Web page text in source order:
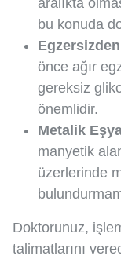
aralıkta
bu konuda
Egzersizden
önce ağır
gereksiz
önemlidir.
Metalik
manyetik
üzerlerinde
Doktorunuz,
talimatlarını